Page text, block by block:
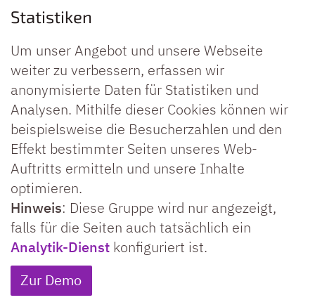
Statistiken
Um unser Angebot und unsere Webseite
weiter zu verbessern, erfassen wir
anonymisierte Daten für Statistiken und
Analysen. Mithilfe dieser Cookies können wir
beispielsweise die Besucherzahlen und den
Effekt bestimmter Seiten unseres Web-
Auftritts ermitteln und unsere Inhalte
optimieren.
Hinweis: Diese Gruppe wird nur angezeigt,
falls für die Seiten auch tatsächlich ein
Analytik-Dienst konfiguriert ist.
Zur Demo